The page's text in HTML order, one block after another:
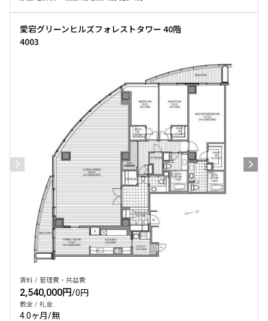
愛宕グリーンヒルズフォレストタワー 40階
4003
賃料 / 管理費・共益費:
2,540,000円/0円
敷金 / 礼金:
4.0ヶ月/無